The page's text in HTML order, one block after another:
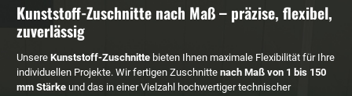
Kunststoff-Zuschnitte nach Maß – präzise, flexibel,
zuverlässig
Unsere Kunststoff-Zuschnitte bieten Ihnen maximale Flexibilität für Ihre
individuellen Projekte. Wir fertigen Zuschnitte nach Maß von 1 bis 150
mm Stärke und das in einer Vielzahl hochwertiger technischer